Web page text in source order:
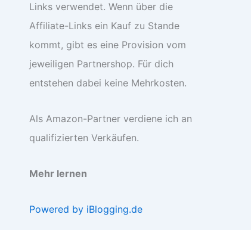
Links verwendet. Wenn über die
Affiliate-Links ein Kauf zu Stande
kommt, gibt es eine Provision vom
jeweiligen Partnershop. Für dich
entstehen dabei keine Mehrkosten.
Als Amazon-Partner verdiene ich an
qualifizierten Verkäufen.
Mehr lernen
Powered by iBlogging.de